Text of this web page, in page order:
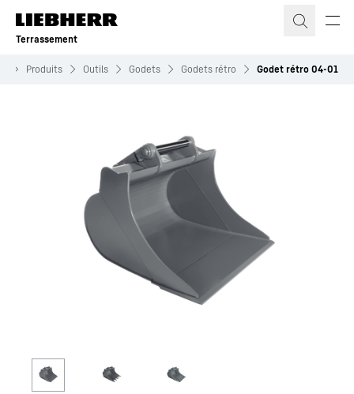
Terrassement
Produits Outils Godets Godets rétro Godet rétro 04-01